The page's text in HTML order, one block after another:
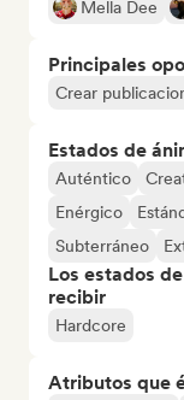
Mella Dee
Principales
Crear
Estados de
Auténtico
Enérgico
Subterráneo
Los estados
recibir
Hardcore
Atributos que